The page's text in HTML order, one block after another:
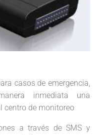
casos de emergencia,
inmediata una
centro de monitoreo
a través de SMS y